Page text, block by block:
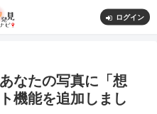
ログイン
なたの写真に「想
機能を追加しまし